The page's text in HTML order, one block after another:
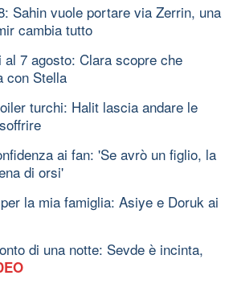
Sahin vuole portare via Zerrin, una
cambia tutto
7 agosto: Clara scopre che
con Stella
turchi: Halit lascia andare le
ai fan: 'Se avrò un figlio, la
di orsi'
la mia famiglia: Asiye e Doruk ai
di una notte: Sevde è incinta,